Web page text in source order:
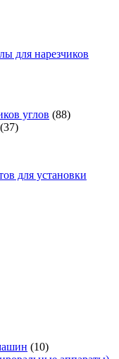
для нарезчиков
углов (88)
(37)
для установки
(10)